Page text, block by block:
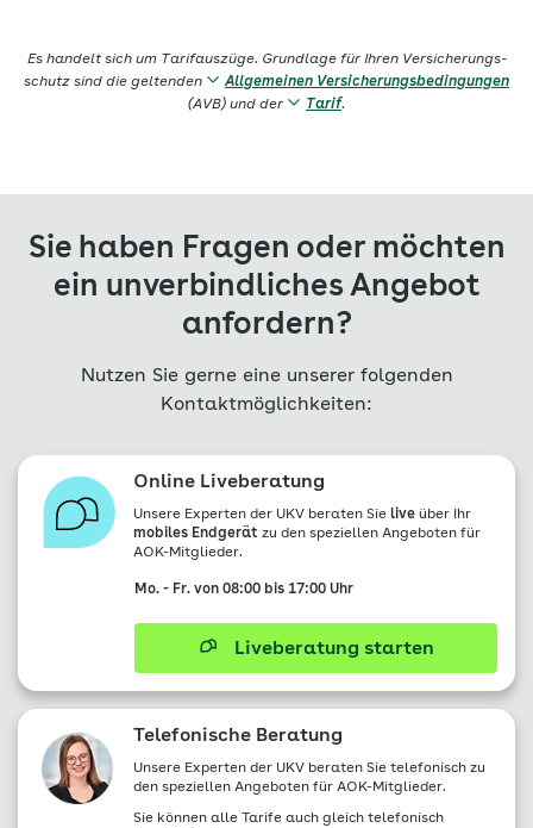
Es handelt sich um Tarifauszüge. Grundlage für Ihren Versicherungs­
schutz sind die geltenden
Allgemeinen Versicherungs­bedingungen
(AVB) und der
Tarif.
Sie haben Fragen oder möchten
ein unverbindliches Angebot
anfordern?
Nutzen Sie gerne eine unserer folgenden
Kontaktmöglichkeiten:
Online Liveberatung
Unsere Experten der UKV beraten Sie live über Ihr
mobiles Endgerät zu den speziellen Angeboten für
AOK-Mitglieder.
Mo. - Fr. von 08:00 bis 17:00 Uhr
Liveberatung starten
Telefonische Beratung
Unsere Experten der UKV beraten Sie telefonisch zu
den speziellen Angeboten für AOK-Mitglieder.
Sie können alle Tarife auch gleich telefonisch